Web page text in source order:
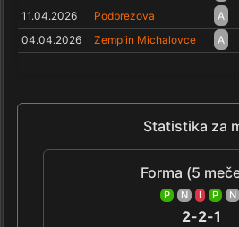
11.04.2026 Podbrezova A
04.04.2026 Zemplin Michalovce A
Statistika za
Forma (5
P N I P N
2-2-1